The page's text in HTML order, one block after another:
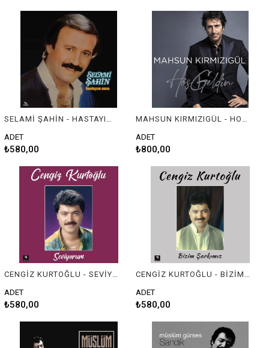
SELAMİ ŞAHİN - HASTAYIM SANA
ADET
₺580,00
MAHSUN KIRMIZIGÜL - HOŞ GELDİN
ADET
₺800,00
CENGİZ KURTOĞLU - SEVİYORUM
ADET
₺580,00
CENGİZ KURTOĞLU - BİZİM ŞARKIMIZ
ADET
₺580,00